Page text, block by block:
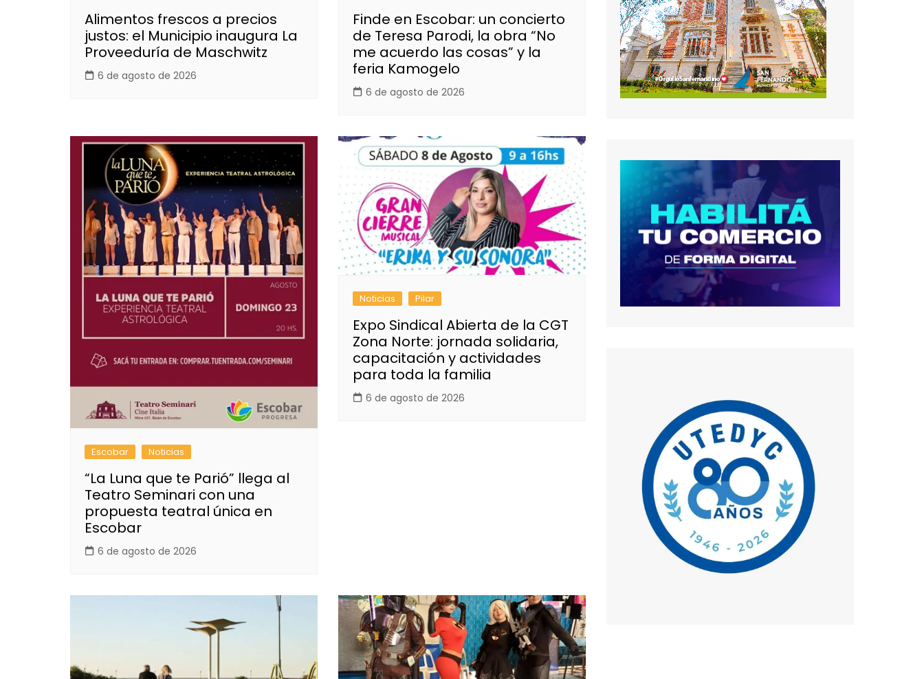
Alimentos frescos a precios
justos: el Municipio inaugura La
Proveeduría de Maschwitz
6 de agosto de 2026
Finde en Escobar: un concierto
de Teresa Parodi, la obra “No
me acuerdo las cosas” y la
feria Kamogelo
6 de agosto de 2026
Escobar Noticias
“La Luna que te Parió” llega al
Teatro Seminari con una
propuesta teatral única en
Escobar
6 de agosto de 2026
Noticias Pilar
Expo Sindical Abierta de la CGT
Zona Norte: jornada solidaria,
capacitación y actividades
para toda la familia
6 de agosto de 2026